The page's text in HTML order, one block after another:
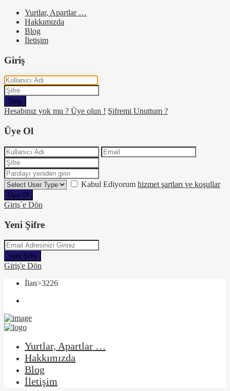
Yurtlar, Apartlar …
Hakkımızda
Blog
İletişim
Giriş
Giriş
Hesabınız yok mu ? Üye olun ! Şifremi Unuttum ?
Üye Ol
Kabul Ediyorum hizmet şartları ve koşullar
Üye Ol
Giriş`e Dön
Yeni Şifre
Yeni Şifre
Giriş'e Dön
İlan>3226
Yurtlar, Apartlar …
Hakkımızda
Blog
İletişim